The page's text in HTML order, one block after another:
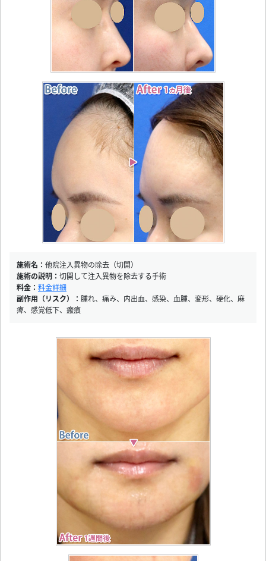
施術名： 他院注入異物の除去（切開）
施術の説明： 切開して注入異物を除去する手術
料金： 料金詳細
副作用（リスク）： 腫れ、痛み、内出血、感染、血腫、変形、硬化、麻
痺、感覚低下、瘢痕